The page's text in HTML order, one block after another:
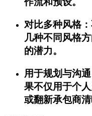
对比多种风格
几种不同风格
的潜力。
用于规划与沟
果不仅用于个
或翻新承包商